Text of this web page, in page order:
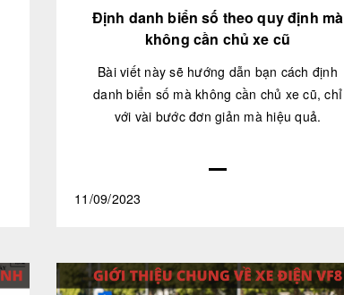
Định danh biển số theo quy định mà
không cần chủ xe cũ
Bài viết này sẽ hướng dẫn bạn cách định
danh biển số mà không cần chủ xe cũ, chỉ
với vài bước đơn giản mà hiệu quả.
11/09/2023